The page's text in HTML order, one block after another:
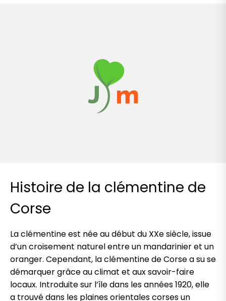
Histoire de la clémentine de
Corse
La clémentine est née au début du XXe siècle, issue
d’un croisement naturel entre un mandarinier et un
oranger. Cependant, la clémentine de Corse a su se
démarquer grâce au climat et aux savoir-faire
locaux. Introduite sur l’île dans les années 1920, elle
a trouvé dans les plaines orientales corses un